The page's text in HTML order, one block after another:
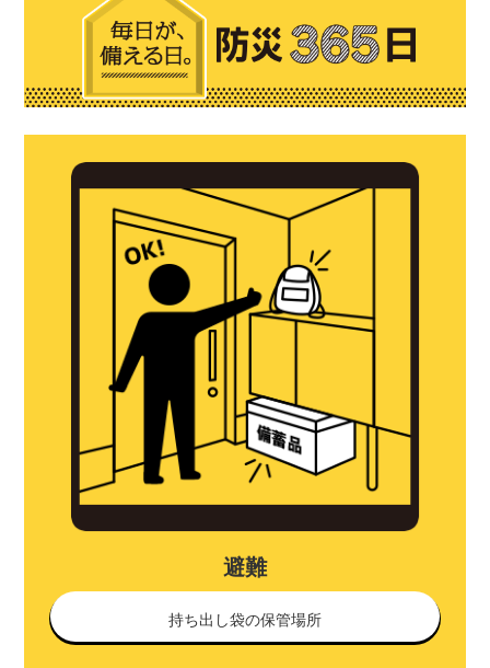
避難
持ち出し袋の保管場所